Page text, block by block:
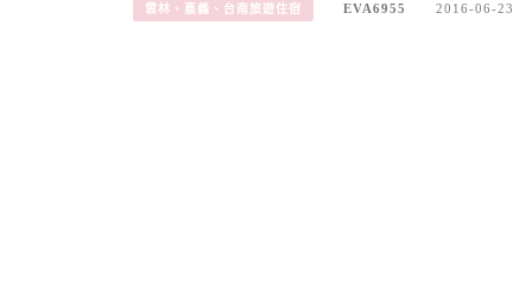
雲林、嘉義、台南旅遊住宿 EVA6955 2016-06-23